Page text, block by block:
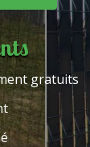
gratuits